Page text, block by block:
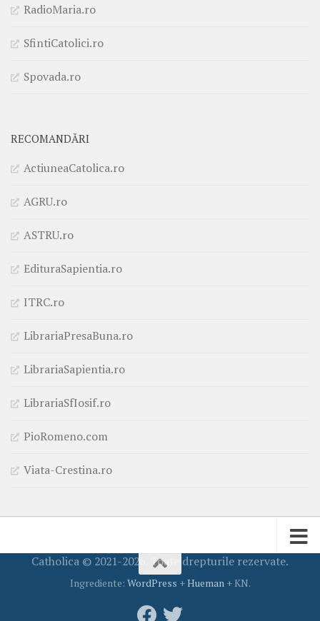
RadioMaria.ro
SfintiCatolici.ro
Spovada.ro
RECOMANDĂRI
ActiuneaCatolica.ro
AGRU.ro
ASTRU.ro
EdituraSapientia.ro
ITRC.ro
LibrariaPresaBuna.ro
LibrariaSapientia.ro
LibrariaSfIosif.ro
PioRomeno.com
Viata-Crestina.ro
Catholica © 2021-2026. Toate drepturile rezervate.
Ingrediente: WordPress +Hueman+ KN.